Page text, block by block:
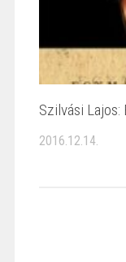
Szilvási Lajos:
2016.12.14.